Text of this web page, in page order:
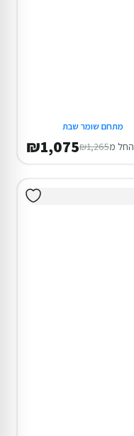
מתחם שומר שבת
החל מ₪1,265
₪1,075